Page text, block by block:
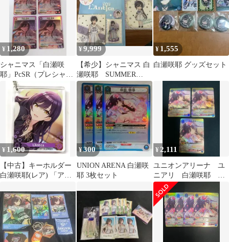
¥ 1,280
シャニマス「白瀬咲
耶」PcSR（プレシャス
スーパーレア）４枚セ
¥9,999
【希少】シャニマス 白
瀬咲耶 SUMMER
PARTY 2019 限定
¥ 1,555
白瀬咲耶 グッズセット
¥ 1,600
【中古】キーホルダー
白瀬咲耶(レア) 「アイ
ーカラーズ×animatecafe
CoLotta トレーディング
アクリルプレートキー
ホルダー vol.5 グルー
プ1」
¥300
UNION ARENA 白瀬咲
耶 3枚セット
¥ 2,111
ユニオンアリーナ ユ
ニアリ 白瀬咲耶 パ
ラレル 3枚 シャニマ
ス R